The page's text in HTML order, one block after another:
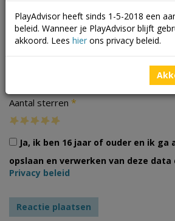
Aantal sterren *
Ja, ik ben 16 jaar of ouder en ik
opslaan en verwerken van deze data
Privacy beleid
PlayAdvisor heeft sinds 1-5-2018 een
beleid. Wanneer je PlayAdvisor blijft
akkoord. Lees hier ons privacy beleid.